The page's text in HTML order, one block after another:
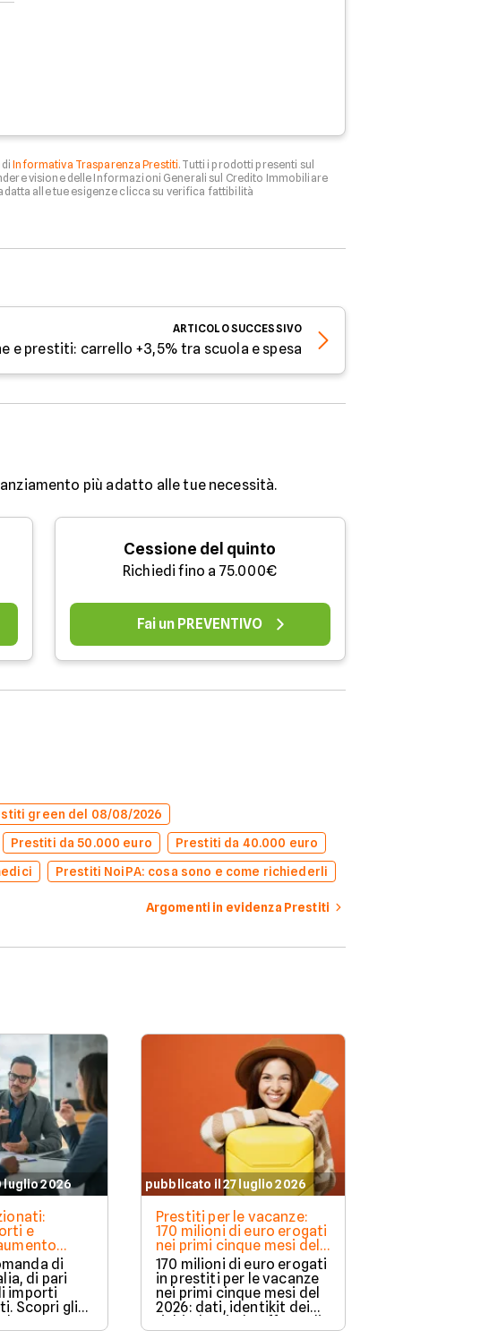
diInformativa Trasparenza Prestiti. Tutti i prodotti presenti sul
visione delle Informazioni Generali sul Credito Immobiliare
alle tue esigenze clicca su verifica fattibilità
ARTICOLOSUCCESSIVO
e prestiti: carrello +3,5% tra scuola e spesa
più adatto alle tue necessità.
Cessione del quinto
Richiedi fino a 75.000€
Fai un PREVENTIVO
green del 08/08/2026
Prestiti da 50.000 euro
Prestiti da 40.000 euro
Prestiti NoiPA: cosa sono e come richiederli
Argomenti in evidenza Prestiti
luglio 2026
e
CRIF
di
di pari
importi
Scopri gli
CRIF su
pubblicato il 27 luglio 2026
Prestiti per le vacanze:
170 milioni di euro erogati
nei primi cinque mesi del
2026
170 milioni di euro erogati
in prestiti per le vacanze
nei primi cinque mesi del
2026: dati, identikit dei
richiedenti e le offerte di